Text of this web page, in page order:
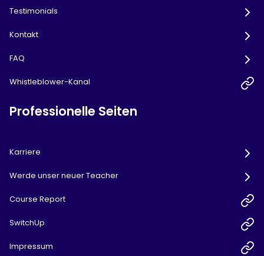
Testimonials
Kontakt
FAQ
Whistleblower-Kanal
Professionelle Seiten
Karriere
Werde unser neuer Teacher
Course Report
SwitchUp
Impressum